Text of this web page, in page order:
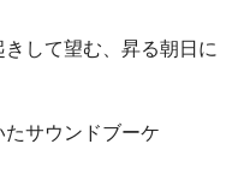
して望む、昇る朝日に
サウンドブーケ